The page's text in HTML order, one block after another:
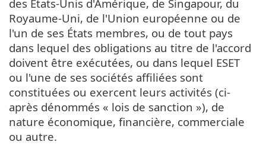
des États-Unis d'Amérique, de Singapour, du
Royaume-Uni, de l'Union européenne ou de
l'un de ses États membres, ou de tout pays
dans lequel des obligations au titre de l'accord
doivent être exécutées, ou dans lequel ESET
ou l'une de ses sociétés affiliées sont
constituées ou exercent leurs activités (ci-
après dénommés « lois de sanction »), de
nature économique, financière, commerciale
ou autre.